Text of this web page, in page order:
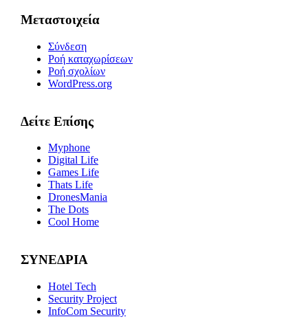
Μεταστοιχεία
Σύνδεση
Ροή καταχωρίσεων
Ροή σχολίων
WordPress.org
Δείτε Επίσης
Myphone
Digital Life
Games Life
Thats Life
DronesMania
The Dots
Cool Home
ΣΥΝΕΔΡΙΑ
Hotel Tech
Security Project
InfoCom Security